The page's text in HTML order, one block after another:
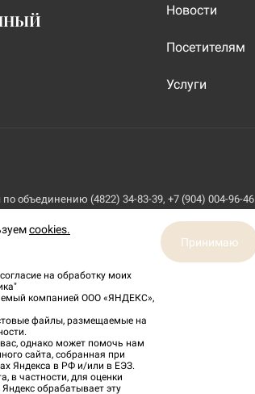
Новости
Посетителям
Услуги
объединению (4822) 34-83-39, +7 (904) 004-96-46
cookies.
на обработку моих
компанией ООО «ЯНДЕКС»,
файлы, размещаемые на
однако может помочь нам
сайта, собранная при
Яндекса в РФ и/или в ЕЭЗ.
в частности, для оценки
обрабатывает эту
Принимаю